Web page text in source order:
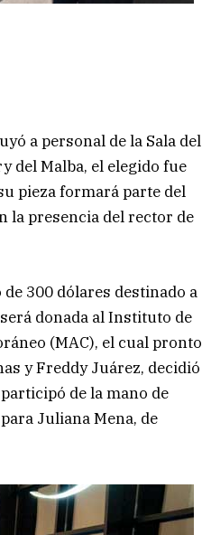
a personal de la Sala del
del Malba, el elegido fue
pieza formará parte del
la presencia del rector de
300 dólares destinado a
donada al Instituto de
(MAC), el cual pronto
y Freddy Juárez, decidió
de la mano de
Juliana Mena, de